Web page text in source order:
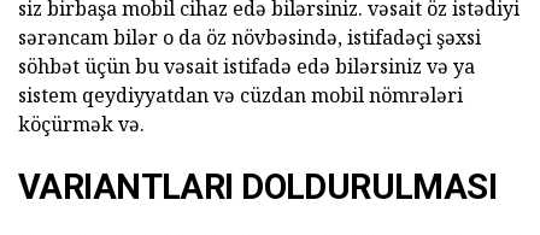
siz birbaşa mobil cihaz edə bilərsiniz. vəsait öz istədiyi
sərəncam bilər o da öz növbəsində, istifadəçi şəxsi
söhbət üçün bu vəsait istifadə edə bilərsiniz və ya
sistem qeydiyyatdan və cüzdan mobil nömrələri
köçürmək və.
VARIANTLARI DOLDURULMASI